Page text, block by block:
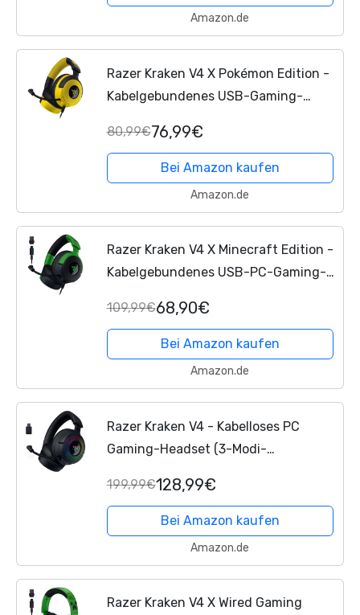
Amazon.de
Razer Kraken V4 X Pokémon Edition -
Kabelgebundenes USB-Gaming-
ausziehbares Nierenmikrofon -
Surround Sound - Chroma RGB -...
80,99€76,99€
Bei Amazon kaufen
Amazon.de
Razer Kraken V4 X Minecraft Edition -
Kabelgebundenes USB-PC-Gaming-
ausziehbares Nierenmikrofon,
Surround Sound, Chroma RGB,...
109,99€68,90€
Bei Amazon kaufen
Amazon.de
Razer Kraken V4 - Kabelloses PC
Gaming-Headset (3-Modi-
9-Zonen-RGB-Beleuchtung der
Ohrmuscheln, Mix- und...
199,99€128,99€
Bei Amazon kaufen
Amazon.de
Razer Kraken V4 X Wired Gaming